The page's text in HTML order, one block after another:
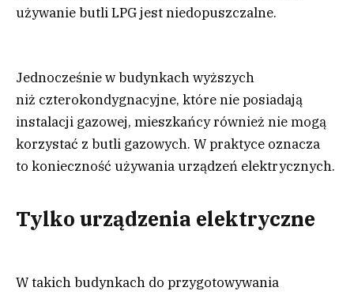
używanie butli LPG jest niedopuszczalne.
Jednocześnie w budynkach wyższych
niż czterokondygnacyjne, które nie posiadają
instalacji gazowej, mieszkańcy również nie mogą
korzystać z butli gazowych. W praktyce oznacza
to konieczność używania urządzeń elektrycznych.
Tylko urządzenia elektryczne
W takich budynkach do przygotowywania